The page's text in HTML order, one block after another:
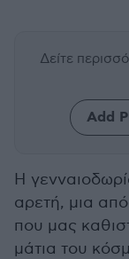
Δείτε
Add
Η
αρετή, μια
που μας
μάτια του